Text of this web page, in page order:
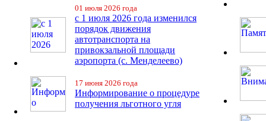
01 июля 2026 года
с 1 июля 2026 года изменился
порядок движения
автотранспорта на
привокзальной площади
аэропорта (с. Менделеево)
17 июня 2026 года
Информирование о процедуре
получения льготного угля